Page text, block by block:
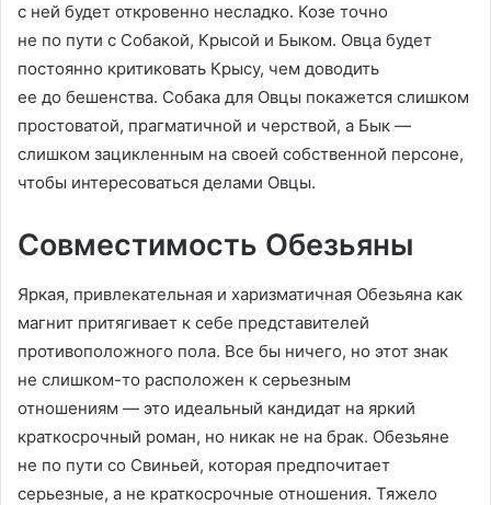
с ней будет откровенно несладко. Козе точно
не по пути с Собакой, Крысой и Быком. Овца будет
постоянно критиковать Крысу, чем доводить
ее до бешенства. Собака для Овцы покажется слишком
простоватой, прагматичной и черствой, а Бык —
слишком зацикленным на своей собственной персоне,
чтобы интересоваться делами Овцы.
Совместимость Обезьяны
Яркая, привлекательная и харизматичная Обезьяна как
магнит притягивает к себе представителей
противоположного пола. Все бы ничего, но этот знак
не слишком-то расположен к серьезным
отношениям — это идеальный кандидат на яркий
краткосрочный роман, но никак не на брак. Обезьяне
не по пути со Свиньей, которая предпочитает
серьезные, а не краткосрочные отношения. Тяжело